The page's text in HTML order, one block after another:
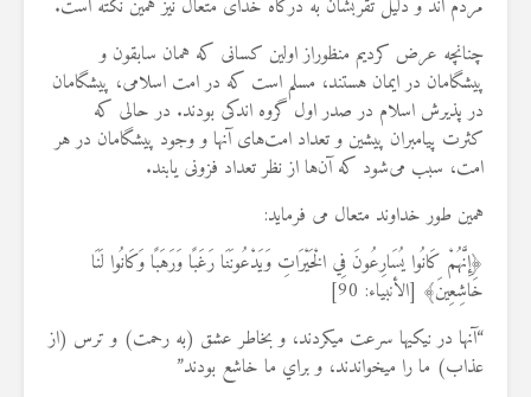
مردم اند و دليل تقربشان به درگاه خدای متعال نيز همين نكته است.
چنانچه عرض کردیم منظوراز اولین کسانی که همان سابقون و
پيشگامان در ايمان هستند، مسلم است كه در امت اسلامى، پيشگامان
در پذيرش اسلام در صدر اول گروه اندكى بودند. در حالى كه
كثرت پيامبران پيشين و تعداد امت‌هاى آنها و وجود پيشگامان در هر
امت، سبب مى‏‌شود كه آن‌ها از نظر تعداد فزونى يابند.
همین طور خداوند متعال می فرماید:
﴿إِنَّهُمْ كَانُوا ‌يُسَارِعُونَ فِي الْخَيْرَاتِ وَيَدْعُونَنَا رَغَبًا وَرَهَبًا وَكَانُوا لَنَا
خَاشِعِينَ﴾ [الأنبياء: 90]
“آنها در نيكيها سرعت مي‏كردند، و بخاطر عشق (به رحمت) و ترس (از
عذاب) ما را مي‏خواندند، و براي ما خاشع بودند”
19 جولای 2026